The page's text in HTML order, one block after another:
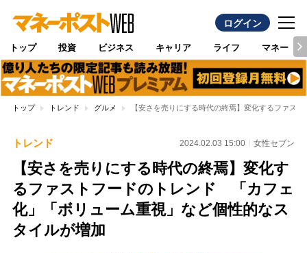
ログイン
トップ 投資 ビジネス キャリア ライフ マネー
トップ トレンド グルメ 【安さを売りにする時代の終焉】変化するファス
トレンド 2024.02.03 15:00 女性セブン
【安さを売りにする時代の終焉】変化す
るファストフードのトレンド 「カフェ
化」「ボリューム重視」など個性的なス
タイルが増加